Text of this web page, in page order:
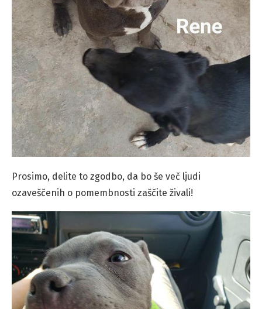
Prosimo, delite to zgodbo, da bo še več ljudi
ozaveščenih o pomembnosti zaščite živali!